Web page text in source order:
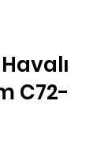
C72-